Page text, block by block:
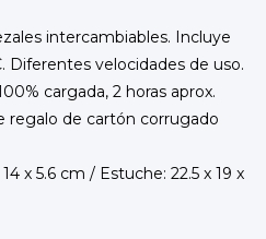
intercambiables. Incluye
Diferentes velocidades de uso.
cargada, 2 horas aprox.
regalo de cartón corrugado
x 5.6 cm / Estuche: 22.5 x 19 x